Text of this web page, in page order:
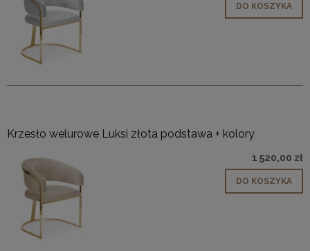
DO KOSZYKA
Krzesło welurowe Luksi złota podstawa + kolory
1 520,00 zł
DO KOSZYKA